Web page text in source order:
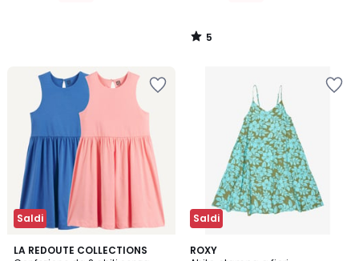
5
/
Saldi
LA REDOUTE COLLECTIONS
Saldi
ROXY